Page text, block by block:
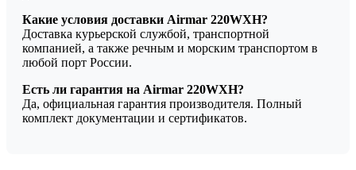
Какие условия доставки Airmar 220WXH?
Доставка курьерской службой, транспортной
компанией, а также речным и морским транспортом в
любой порт России.
Есть ли гарантия на Airmar 220WXH?
Да, официальная гарантия производителя. Полный
комплект документации и сертификатов.